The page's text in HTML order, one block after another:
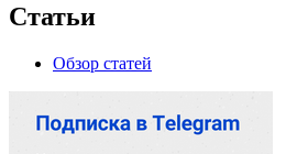
Статьи
Обзор статей